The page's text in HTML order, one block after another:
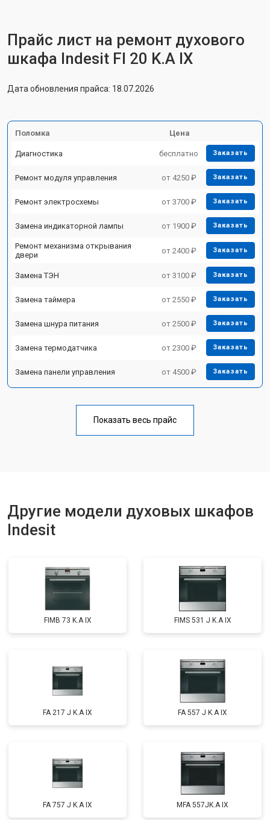
Прайс лист на ремонт духового
шкафа Indesit FI 20 K.A IX
Дата обновления прайса: 18.07.2026
Поломка Цена
Диагностика бесплатно Заказать
Ремонт модуля управления от 4250 ₽ Заказать
Ремонт электросхемы от 3700 ₽ Заказать
Замена индикаторной лампы от 1900 ₽ Заказать
Ремонт механизма открывания
двери
от 2400 ₽ Заказать
Замена ТЭН от 3100 ₽ Заказать
Замена таймера от 2550 ₽ Заказать
Замена шнура питания от 2500 ₽ Заказать
Замена термодатчика от 2300 ₽ Заказать
Замена панели управления от 4500 ₽ Заказать
Показать весь прайс
Другие модели духовых шкафов
Indesit
FIMB 73 K.A IX FIMS 531 J K.A IX
FA 217 J K.A IX FA 557 J K.A IX
FA 757 J K.A IX MFA 557JK.A IX